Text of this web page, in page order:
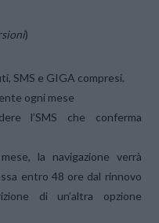
)
SMS e GIGA compresi.
ogni mese
l’SMS che conferma
la navigazione verrà
entro 48 ore dal rinnovo
di un’altra opzione